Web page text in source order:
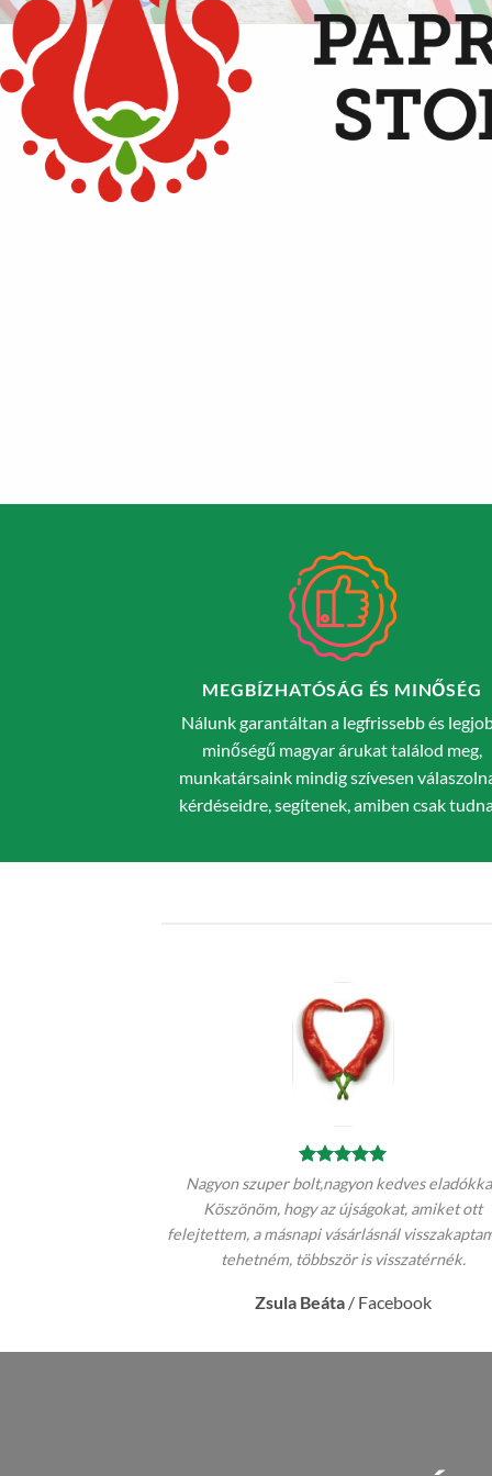
MEGBÍZHATÓSÁG ÉS MINŐSÉG
Nálunk garantáltan a legfrissebb és
minőségű magyar árukat találod meg,
munkatársaink mindig szívesen
kérdéseidre, segítenek, amiben csak
Nagyon szuper bolt,nagyon kedves
Köszönöm, hogy az újságokat, amiket ott
felejtettem, a másnapi vásárlásnál
tehetném, többször is visszatérnék.
Zsula Beáta / Facebook